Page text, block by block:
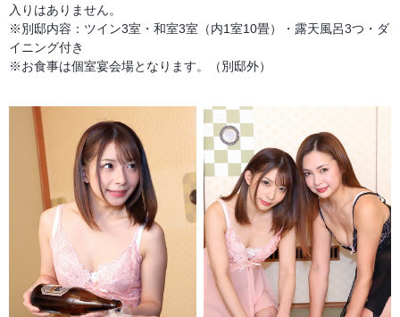
入りはありません。
※別邸内容：ツイン3室・和室3室（内1室10畳）・露天風呂3つ・ダ
イニング付き
※お食事は個室宴会場となります。（別邸外）